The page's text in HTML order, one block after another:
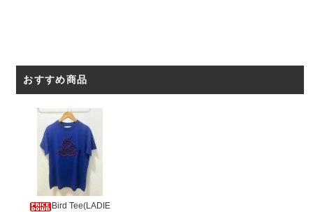
おすすめ商品
Bird Tee(LADIE